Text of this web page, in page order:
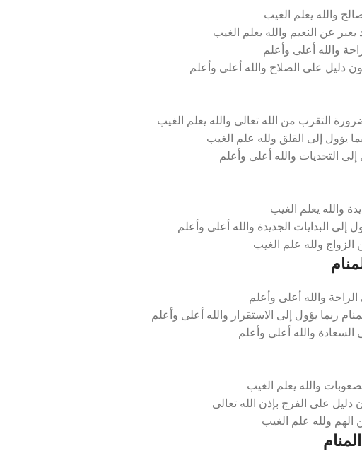
والله يعلم الغيب
عن النعيم والله يعلم الغيب
والله أعلى وأعلم
دليل على الصلاح والله أعلى وأعلم
التقرب من الله تعالى والله يعلم الغيب
يؤول إلى القلق ولله علم الغيب
التحديات والله أعلى وأعلم
والله يعلم الغيب
البدايات الجديدة والله أعلى وأعلم
الزواج ولله علم الغيب
والله أعلى وأعلم
ربما يؤول إلى الاستقرار والله أعلى وأعلم
والله أعلى وأعلم
والله يعلم الغيب
على الفرج بإذن الله تعالى
الهم ولله علم الغيب